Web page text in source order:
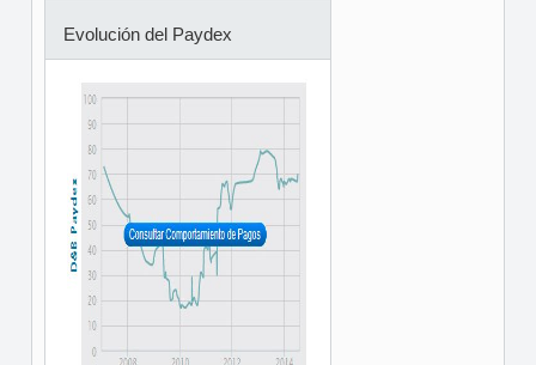
Evolución del Paydex